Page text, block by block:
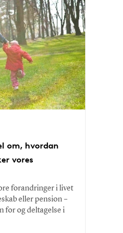
om, hvordan
vores
forandringer i livet
eller pension –
for og deltagelse i